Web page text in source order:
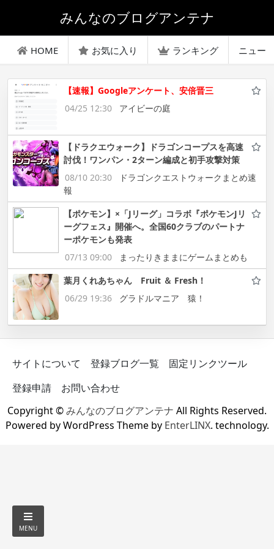
みんなのブログアンテナ
HOME お気に入り ランキング ニュー
【速報】Googleアンケート、安倍晋三
04/25 12:30
アイビーの庭
【ドラクエウォーク】ドラゴンコープスを高速
討伐！ワンパン・2ターン編成と初手攻撃対策
08/10 20:30
ドラゴンクエストウォークまとめ速
報
【ポケモン】×「Jリーグ」コラボ『ポケモンJリ
ーグフェス』開催へ。全国60クラブのパートナ
ーポケモンも発表
07/13 09:00
まったりきままにゲームまとめも
葉月くれあちゃん Fruit ＆ Fresh！
06/29 19:36
グラドルマニア 猿！
サイトについて 登録ブログ一覧
固定リンクツール
登録申請
お問い合わせ
Copyright ©みんなのブログアンテナ All Rights Reserved.
Powered by WordPress Theme by EnterLINX. technology.
MENU